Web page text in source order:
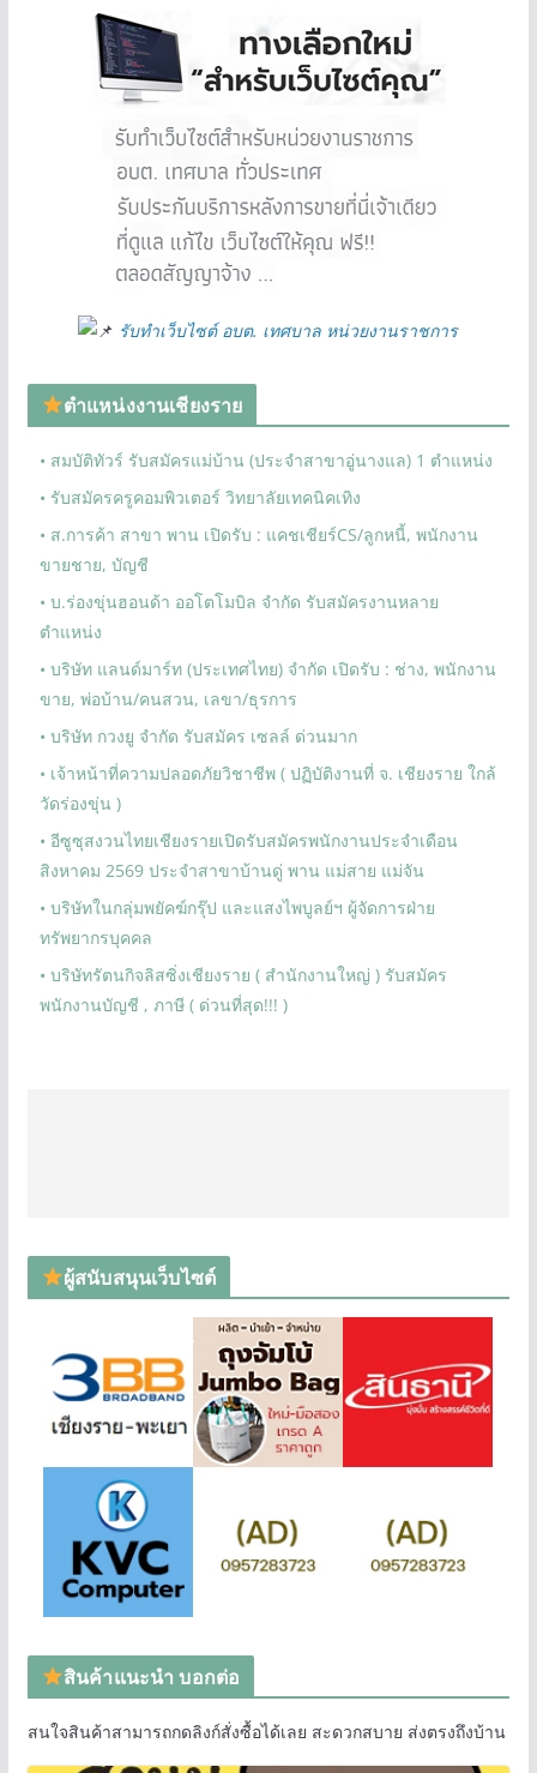
รับทำเว็บไซต์ อบต. เทศบาล หน่วยงานราชการ
ตำแหน่งงานเชียงราย
• สมบัติทัวร์ รับสมัครแม่บ้าน (ประจำสาขาอู่นางแล) 1 ตำแหน่ง
• รับสมัครครูคอมพิวเตอร์ วิทยาลัยเทคนิคเทิง
• ส.การค้า สาขา พาน เปิดรับ : แคชเชียร์CS/ลูกหนี้, พนักงาน
ขายชาย, บัญชี
• บ.ร่องขุ่นฮอนด้า ออโตโมบิล จำกัด รับสมัครงานหลาย
ตำแหน่ง
• บริษัท แลนด์มาร์ท (ประเทศไทย) จำกัด เปิดรับ : ช่าง, พนักงาน
ขาย, พ่อบ้าน/คนสวน, เลขา/ธุรการ
• บริษัท กวงยู จำกัด รับสมัคร เซลล์ ด่วนมาก
• เจ้าหน้าที่ความปลอดภัยวิชาชีพ ( ปฏิบัติงานที่ จ. เชียงราย ใกล้
วัดร่องขุ่น )
• อีซูซุสงวนไทยเชียงรายเปิดรับสมัครพนักงานประจำเดือน
สิงหาคม 2569 ประจำสาขาบ้านดู่ พาน แม่สาย แม่จัน
• บริษัทในกลุ่มพยัคฆ์กรุ๊ป และแสงไพบูลย์ฯ ผู้จัดการฝ่าย
ทรัพยากรบุคคล
• บริษัทรัตนกิจลิสซิ่งเชียงราย ( สำนักงานใหญ่ ) รับสมัคร
พนักงานบัญชี , ภาษี ( ด่วนที่สุด!!! )
ผู้สนับสนุนเว็บไซต์
สินค้าแนะนำ บอกต่อ
สนใจสินค้าสามารถกดลิงก์สั่งซื้อได้เลย สะดวกสบาย ส่งตรงถึงบ้าน